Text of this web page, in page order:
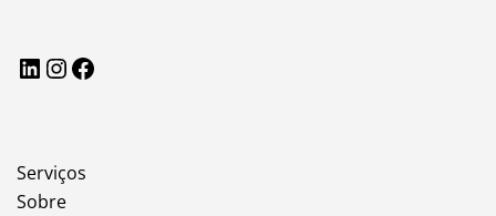
LinkedInInstagram
Serviços
Sobre